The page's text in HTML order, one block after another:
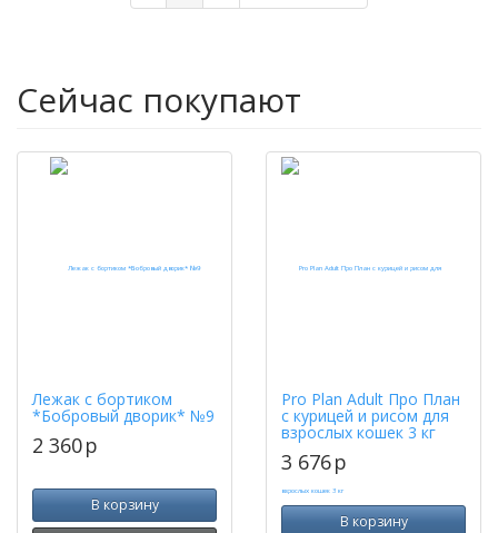
Сейчас покупают
Лежак с бортиком
*Бобровый дворик* №9
2 360p
В корзину
Pro Plan Adult Про План
с курицей и рисом для
взрослых кошек 3 кг
3 676p
В корзину